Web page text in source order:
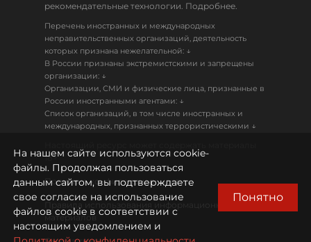
рекомендательные технологии. Подробнее.
Перечень иностранных и международных
неправительственных организаций, деятельность
которых признана нежелательной: ↓
В России признаны экстремистскими и запрещены
организации: ↓
Организации, СМИ и физические лица, признанные в
России иностранными агентами: ↓
Список организаций, в том числе иностранных и
международных, признанных террористическими ↓
18+
Политика конфиденциальности
Правила использования информационных
материалов
На нашем сайте используются cookie-
файлы. Продолжая пользоваться
данным сайтом, вы подтверждаете
свое согласие на использование
файлов cookie в соответствии с
настоящим уведомлением и
Понятно